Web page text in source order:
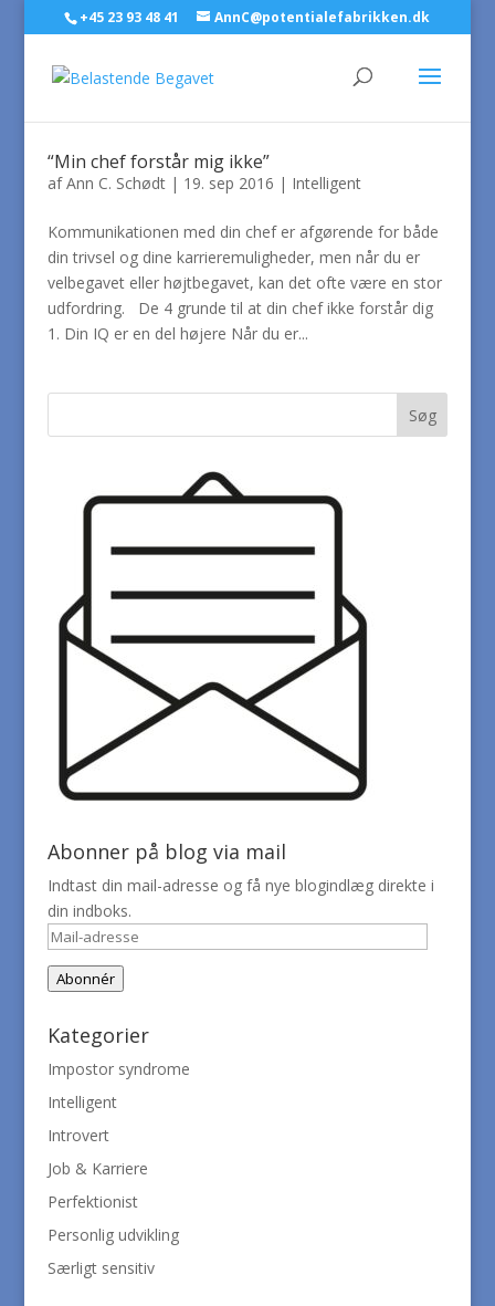
+45 23 93 48 41 AnnC@potentialefabrikken.dk
“Min chef forstår mig ikke”
afAnn C. Schødt| 19. sep 2016 | Intelligent
Kommunikationen med din chef er afgørende for både
din trivsel og dine karrieremuligheder, men når du er
velbegavet eller højtbegavet, kan det ofte være en stor
udfordring. De 4 grunde til at din chef ikke forstår dig
1. Din IQ er en del højere Når du er...
Abonner på blog via mail
Indtast din mail-adresse og få nye blogindlæg direkte i
din indboks.
Mail-
adresse
Abonnér
Kategorier
Impostor syndrome
Intelligent
Introvert
Job & Karriere
Perfektionist
Personlig udvikling
Særligt sensitiv